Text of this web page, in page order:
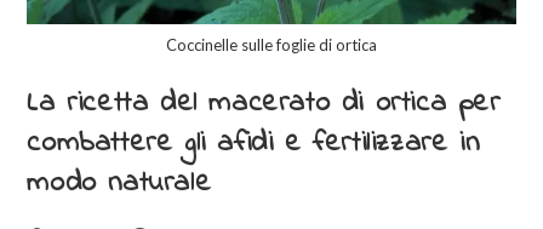
Coccinelle sulle foglie di ortica
La ricetta del macerato di ortica per
combattere gli afidi e fertilizzare in
modo naturale